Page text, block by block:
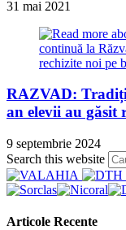
31 mai 2021
RAZVAD:
an elevii au găsit
9 septembrie 2024
Search this website
Articole Recente